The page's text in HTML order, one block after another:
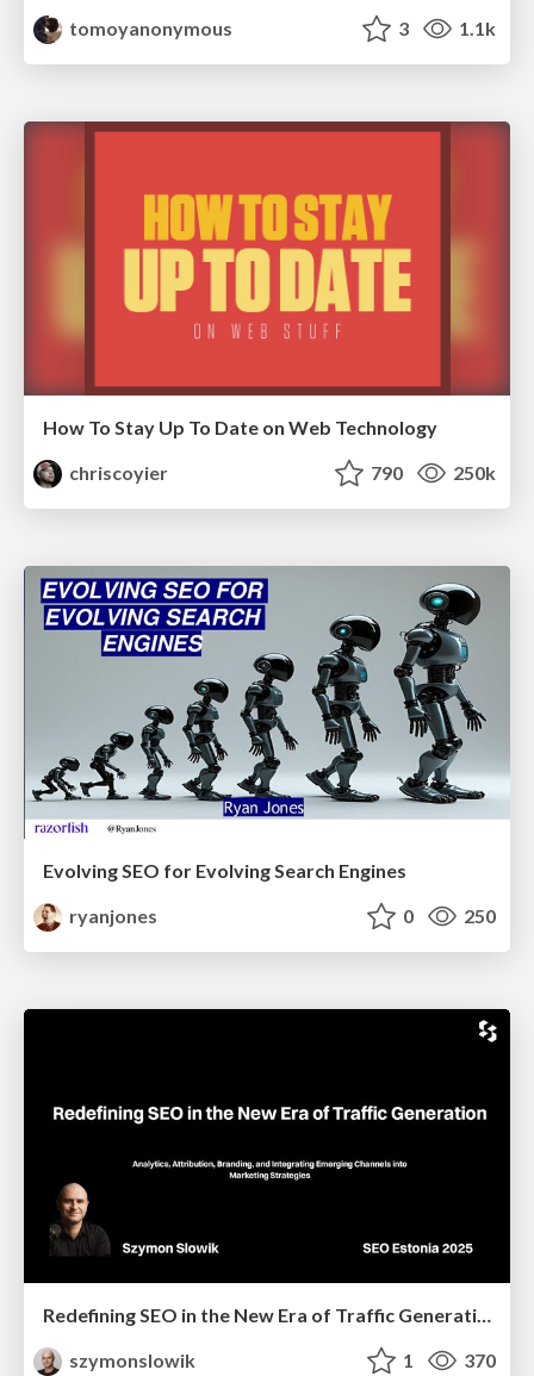
tomoyanonymous
3 1.1k
How To Stay Up To Date on Web Technology
chriscoyier
790 250k
Evolving SEO for Evolving Search Engines
ryanjones
0 250
szymonslowik
1 370